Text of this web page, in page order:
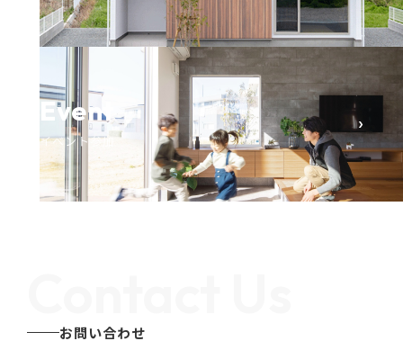
Event
イベント参加
›
お問い合わせ